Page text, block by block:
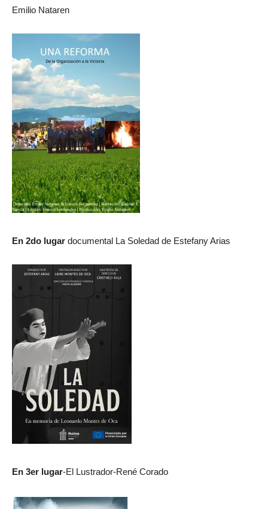
Emilio Nataren
En 2do lugar documental La Soledad de Estefany Arias
En 3er lugar-El Lustrador-René Corado